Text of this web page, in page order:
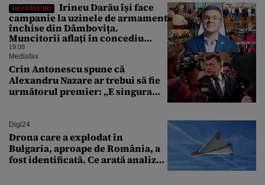
DEZVĂLUIRI
Irineu Darău își face
campanie la uzinele de armament
închise din Dâmbovița.
Muncitorii aflați în concediu
forțat din cauza lipsei comenzilor
au fost chemați de acasă pentru a
da mâna cu Ministrul Economiei
19:08
Mediafax
Crin Antonescu spune că
Alexandru Nazare ar trebui să fie
următorul premier: „E singura
Digi24
Drona care a explodat în
Bulgaria, aproape de România, a
fost identificată. Ce arată analiza